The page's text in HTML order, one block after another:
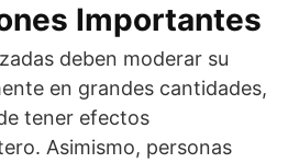
Importantes
deben moderar su
en grandes cantidades,
tener efectos
Asimismo, personas